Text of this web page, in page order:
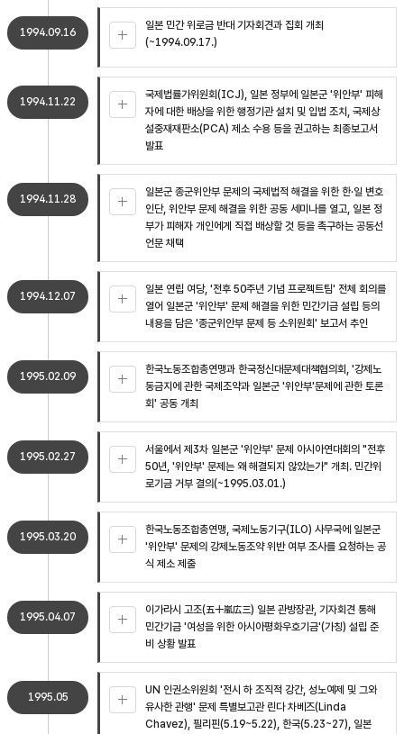
1994.09.16
일본 민간 위로금 반대 기자회견과 집회 개최
(~1994.09.17.)
1994.11.22
국제법률가위원회(ICJ), 일본 정부에 일본군 '위안부' 피해
자에 대한 배상을 위한 행정기관 설치 및 입법 조치, 국제상
설중재재판소(PCA) 제소 수용 등을 권고하는 최종보고서
발표
1994.11.28
일본군 종군위안부 문제의 국제법적 해결을 위한 한·일 변호
인단, 위안부 문제 해결을 위한 공동 세미나를 열고, 일본 정
부가 피해자 개인에게 직접 배상할 것 등을 촉구하는 공동선
언문 채택
1994.12.07
일본 연립 여당, '전후 50주년 기념 프로젝트팀' 전체 회의를
열어 일본군 '위안부' 문제 해결을 위한 민간기금 설립 등의
내용을 담은 '종군위안부 문제 등 소위원회' 보고서 추인
1995.02.09
한국노동조합총연맹과 한국정신대문제대책협의회, '강제노
동금지에 관한 국제조약과 일본군 '위안부'문제에 관한 토론
회' 공동 개최
1995.02.27
서울에서 제3차 일본군 '위안부' 문제 아시아연대회의 "전후
50년, '위안부' 문제는 왜 해결되지 않았는가" 개최. 민간위
로기금 거부 결의(~1995.03.01.)
1995.03.20
한국노동조합총연맹, 국제노동기구(ILO) 사무국에 일본군
'위안부' 문제의 강제노동조약 위반 여부 조사를 요청하는 공
식 제소 제출
1995.04.07
이가라시 고조(五十嵐広三) 일본 관방장관, 기자회견 통해
민간기금 '여성을 위한 아시아평화우호기금'(가칭) 설립 준
비 상황 발표
1995.05
UN 인권소위원회 '전시 하 조직적 강간, 성노예제 및 그와
유사한 관행' 문제 특별보고관 린다 차베즈(Linda
Chavez), 필리핀(5.19~5.22), 한국(5.23~27), 일본